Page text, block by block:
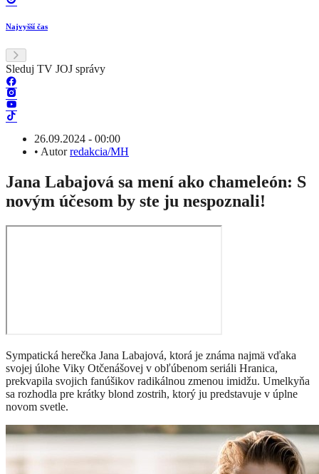
Najvyšší čas
Sleduj TV JOJ správy
26.09.2024 - 00:00
• Autorredakcia/MH
Jana Labajová sa mení ako chameleón: S
novým účesom by ste ju nespoznali!
Sympatická herečka Jana Labajová, ktorá je známa najmä vďaka
svojej úlohe Viky Otčenášovej v obľúbenom seriáli Hranica,
prekvapila svojich fanúšikov radikálnou zmenou imidžu. Umelkyňa
sa rozhodla pre krátky blond zostrih, ktorý ju predstavuje v úplne
novom svetle.